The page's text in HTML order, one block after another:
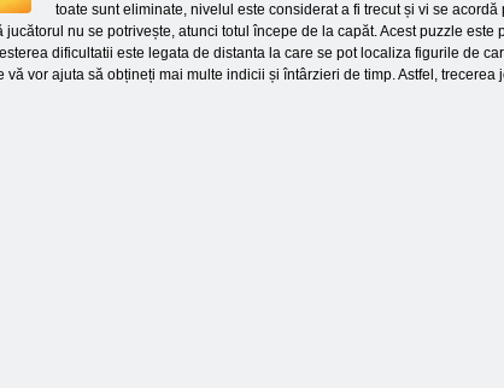
Foc si Apa 4
toate sunt eliminate, nivelul este considerat a fi trecut și vi se
jucătorul nu se potrivește, atunci totul începe de la capăt. Acest puzzle
dificultatii este legata de distanta la care se pot localiza figurile de
vă vor ajuta să obțineți mai multe indicii și întârzieri de timp. Astfel,